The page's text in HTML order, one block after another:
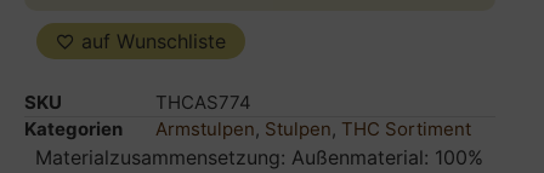
auf Wunschliste
SKU
THCAS774
Kategorien
Armstulpen, Stulpen, THC Sortiment
Materialzusammensetzung: Außenmaterial: 100%